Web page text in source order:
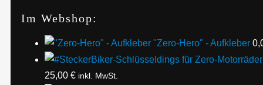
Im Webshop:
"Zero-Hero" - Aufkleber
25,00 € inkl. MwSt.